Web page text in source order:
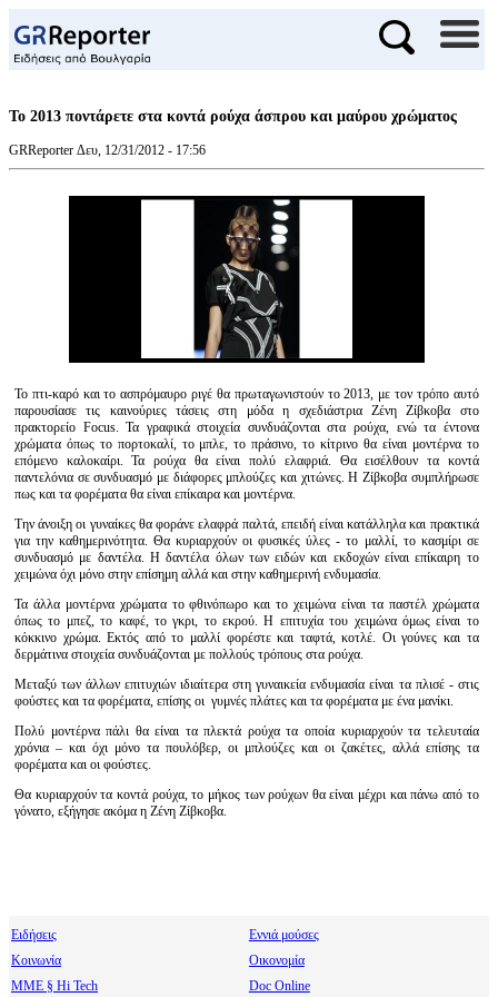
Το 2013 ποντάρετε στα κοντά ρούχα άσπρου και μαύρου χρώματος
GRReporter Δευ, 12/31/2012 - 17:56
Το πτι-καρό και το ασπρόμαυρο ριγέ θα πρωταγωνιστούν το 2013, με τον τρόπο αυτό
παρουσίασε τις καινούριες τάσεις στη μόδα η σχεδιάστρια Ζένη Ζίβκοβα στο
πρακτορείο Focus. Τα γραφικά στοιχεία συνδυάζονται στα ρούχα, ενώ τα έντονα
χρώματα όπως το πορτοκαλί, το μπλε, το πράσινο, το κίτρινο θα είναι μοντέρνα το
επόμενο καλοκαίρι. Τα ρούχα θα είναι πολύ ελαφριά. Θα εισέλθουν τα κοντά
παντελόνια σε συνδυασμό με διάφορες μπλούζες και χιτώνες. Η Ζίβκοβα συμπλήρωσε
πως και τα φορέματα θα είναι επίκαιρα και μοντέρνα.
Την άνοιξη οι γυναίκες θα φοράνε ελαφρά παλτά, επειδή είναι κατάλληλα και πρακτικά
για την καθημερινότητα. Θα κυριαρχούν οι φυσικές ύλες - το μαλλί, το κασμίρι σε
συνδυασμό με δαντέλα. Η δαντέλα όλων των ειδών και εκδοχών είναι επίκαιρη το
χειμώνα όχι μόνο στην επίσημη αλλά και στην καθημερινή ενδυμασία.
Τα άλλα μοντέρνα χρώματα το φθινόπωρο και το χειμώνα είναι τα παστέλ χρώματα
όπως το μπεζ, το καφέ, το γκρι, το εκρού. Η επιτυχία του χειμώνα όμως είναι το
κόκκινο χρώμα. Εκτός από το μαλλί φορέστε και ταφτά, κοτλέ. Οι γούνες και τα
δερμάτινα στοιχεία συνδυάζονται με πολλούς τρόπους στα ρούχα.
Μεταξύ των άλλων επιτυχιών ιδιαίτερα στη γυναικεία ενδυμασία είναι τα πλισέ - στις
φούστες και τα φορέματα, επίσης οι γυμνές πλάτες και τα φορέματα με ένα μανίκι.
Πολύ μοντέρνα πάλι θα είναι τα πλεκτά ρούχα τα οποία κυριαρχούν τα τελευταία
χρόνια – και όχι μόνο τα πουλόβερ, οι μπλούζες και οι ζακέτες, αλλά επίσης τα
φορέματα και οι φούστες.
Θα κυριαρχούν τα κοντά ρούχα, το μήκος των ρούχων θα είναι μέχρι και πάνω από το
γόνατο, εξήγησε ακόμα η Ζένη Ζίβκοβα.
Ειδήσεις
Εννιά μούσες
Κοινωνία
Οικονομία
МΜΕ § Hi Tech
Doc Online